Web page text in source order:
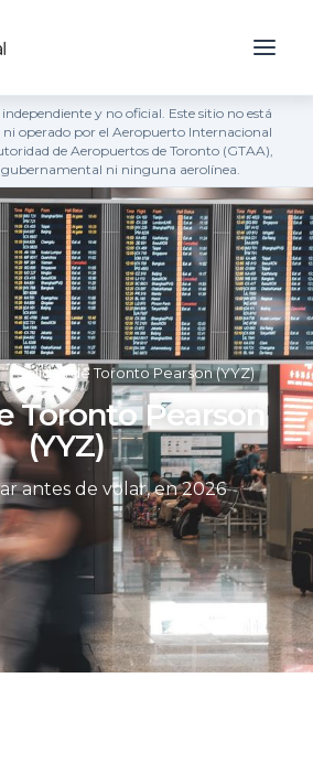
y no oficial. Este sitio no está
ni operado por el Aeropuerto Internacional
de Aeropuertos de Toronto (GTAA),
ni ninguna aerolínea.
» Salidas de Toronto Pearson (YYZ)
Toronto Pearson
(YYZ)
antes de volar, en 2026